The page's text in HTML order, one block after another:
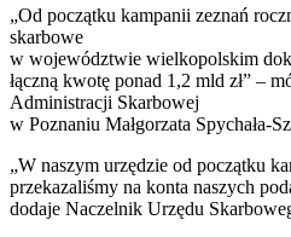
„Od początku kampanii zeznań
skarbowe
w województwie wielkopolskim
łączną kwotę ponad 1,2 mld zł” –
Administracji Skarbowej
w Poznaniu Małgorzata Spychała-
„W naszym urzędzie od początku
przekazaliśmy na konta naszych
dodaje Naczelnik Urzędu